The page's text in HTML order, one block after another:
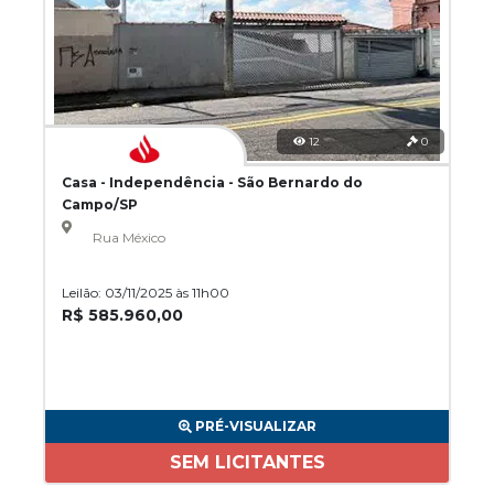
12 0
Casa - Independência - São Bernardo do
Campo/SP
Rua México
Leilão: 03/11/2025 às 11h00
R$ 585.960,00
PRÉ-VISUALIZAR
SEM LICITANTES